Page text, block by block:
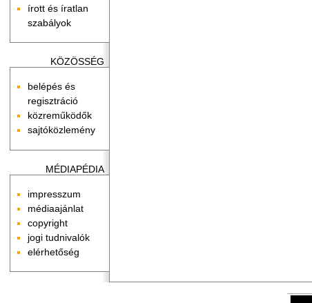
írott és íratlan
szabályok
KÖZÖSSÉG
belépés és
regisztráció
közreműködők
sajtóközlemény
MÉDIAPÉDIA
impresszum
médiaajánlat
copyright
jogi tudnivalók
elérhetőség